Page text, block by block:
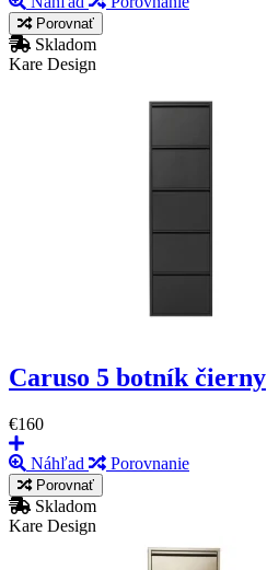
Porovnať
Skladom
Kare Design
Caruso 5 botník čierny
€160
Náhľad Porovnanie
Porovnať
Skladom
Kare Design